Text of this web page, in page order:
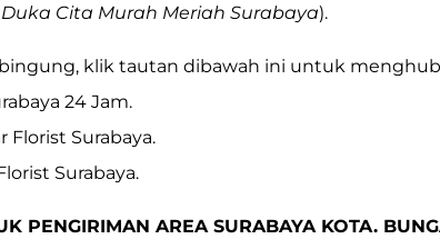
Cita Murah Meriah Surabaya).
klik tautan dibawah ini untuk
24 Jam.
Florist Surabaya.
Surabaya.
PENGIRIMAN AREA SURABAYA KOTA.